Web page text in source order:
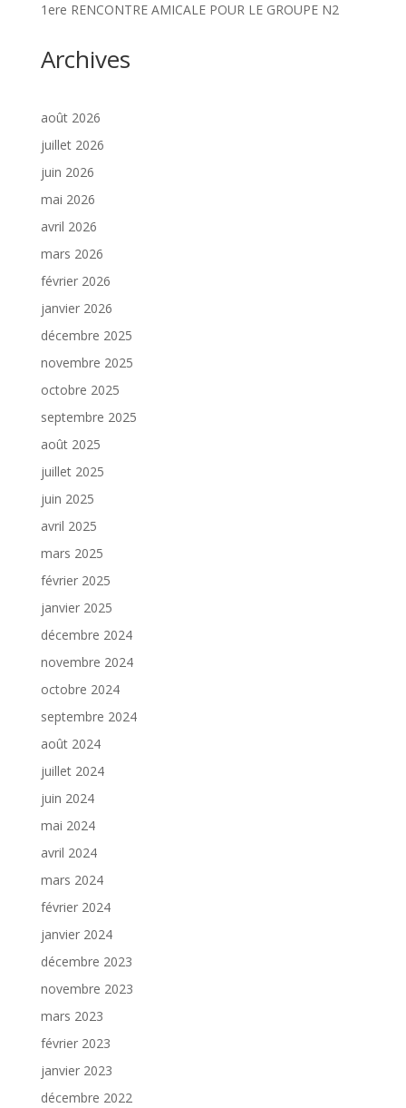
1ere RENCONTRE AMICALE POUR LE GROUPE N2
Archives
août 2026
juillet 2026
juin 2026
mai 2026
avril 2026
mars 2026
février 2026
janvier 2026
décembre 2025
novembre 2025
octobre 2025
septembre 2025
août 2025
juillet 2025
juin 2025
avril 2025
mars 2025
février 2025
janvier 2025
décembre 2024
novembre 2024
octobre 2024
septembre 2024
août 2024
juillet 2024
juin 2024
mai 2024
avril 2024
mars 2024
février 2024
janvier 2024
décembre 2023
novembre 2023
mars 2023
février 2023
janvier 2023
décembre 2022